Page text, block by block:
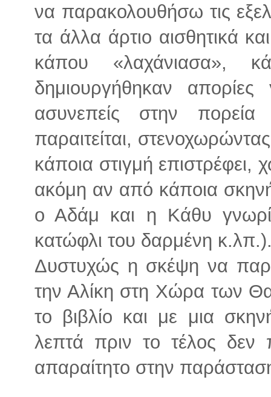
να παρακολουθήσω τις
τα άλλα άρτιο αισθητικά
κάπου «λαχάνιασα»,
δημιουργήθηκαν απορίες
ασυνεπείς στην
παραιτείται,
κάποια στιγμή επιστρέφει,
ακόμη αν από κάποια
ο Αδάμ και η Κάθυ
κατώφλι του δαρμένη
Δυστυχώς η σκέψη να
την Αλίκη στη Χώρα των
το βιβλίο και με μια
λεπτά πριν το τέλος δεν
απαραίτητο στην